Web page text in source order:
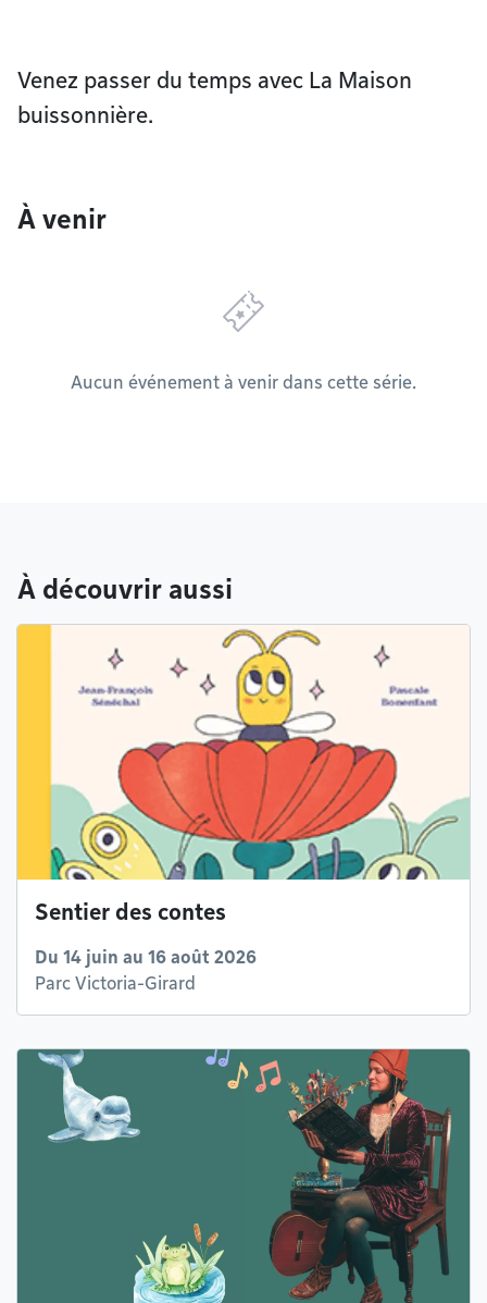
Venez passer du temps avec La Maison
buissonnière.
À venir
Aucun événement à venir dans cette série.
À découvrir aussi
Sentier des contes
Du 14 juin au 16 août 2026
Parc Victoria-Girard